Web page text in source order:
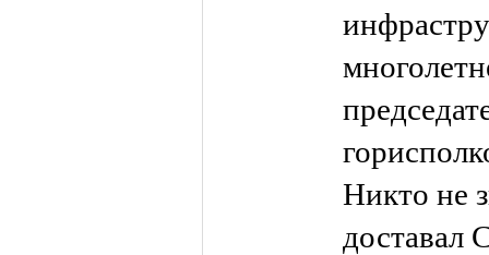
Никто не
доставал